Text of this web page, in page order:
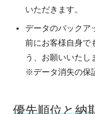
いただきます。
データのバックア
前にお客様自身で
う、お願いいたし
※データ消失の保
優先順位と納